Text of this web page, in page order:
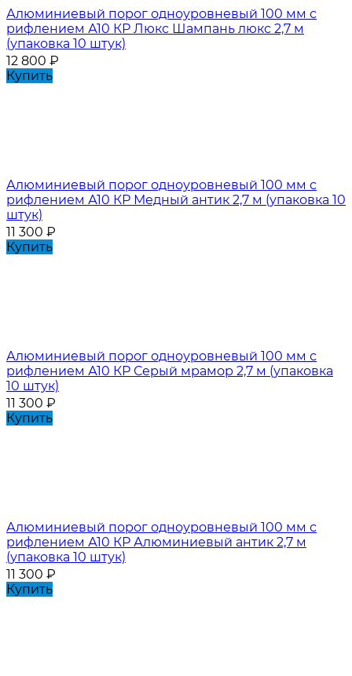
Алюминиевый порог одноуровневый 100 мм с
рифлением А10 КР Люкс Шампань люкс 2,7 м
(упаковка 10 штук)
12 800 ₽
Купить
Алюминиевый порог одноуровневый 100 мм с
рифлением А10 КР Медный антик 2,7 м (упаковка 10
штук)
11 300 ₽
Купить
Алюминиевый порог одноуровневый 100 мм с
рифлением А10 КР Серый мрамор 2,7 м (упаковка
10 штук)
11 300 ₽
Купить
Алюминиевый порог одноуровневый 100 мм с
рифлением А10 КР Алюминиевый антик 2,7 м
(упаковка 10 штук)
11 300 ₽
Купить